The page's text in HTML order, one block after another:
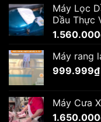
Máy Lọc
Dầu Thực
1.560.000
Máy rang
999.999₫
Máy Cưa
1.650.000